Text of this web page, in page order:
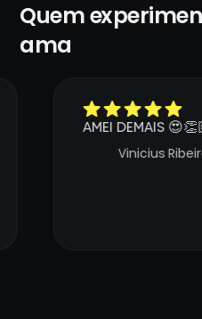
Quem
ama
AMEI DEMAIS 😍👏🏼
Vinicius Ribeiro